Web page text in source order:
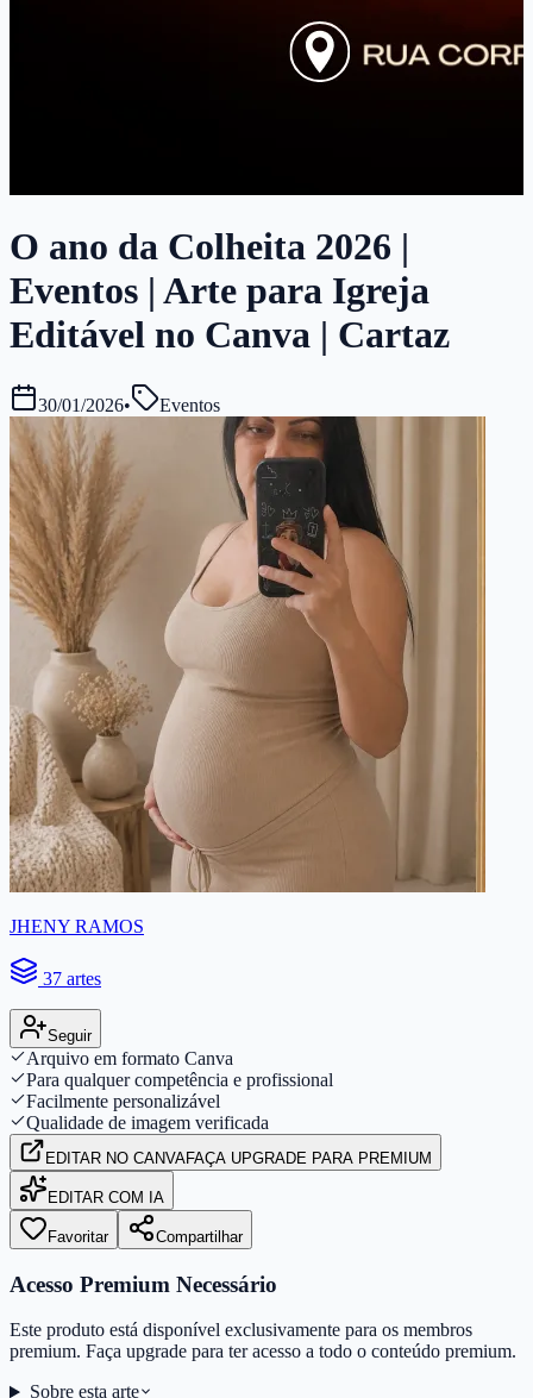
O ano da Colheita 2026 |
Eventos | Arte para Igreja
Editável no Canva | Cartaz
30/01/2026• Eventos
JHENY RAMOS
37 artes
Seguir
Arquivo em formato Canva
Para qualquer competência e profissional
Facilmente personalizável
Qualidade de imagem verificada
EDITAR NO CANVAFAÇA UPGRADE PARA PREMIUM
EDITAR COM IA
Favoritar Compartilhar
Acesso Premium Necessário
Este produto está disponível exclusivamente para os membros
premium. Faça upgrade para ter acesso a todo o conteúdo premium.
Sobre esta arte